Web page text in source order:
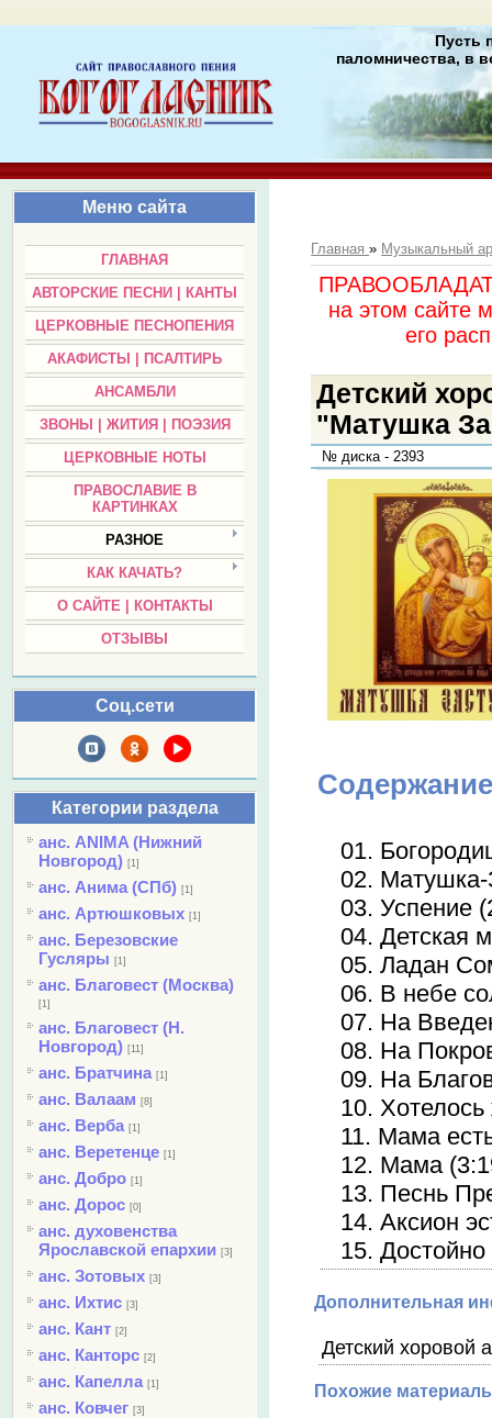
Пусть
паломничества, в
Меню сайта
ГЛАВНАЯ
АВТОРСКИЕ ПЕСНИ | КАНТЫ
ЦЕРКОВНЫЕ ПЕСНОПЕНИЯ
АКАФИСТЫ | ПСАЛТИРЬ
АНСАМБЛИ
ЗВОНЫ | ЖИТИЯ | ПОЭЗИЯ
ЦЕРКОВНЫЕ НОТЫ
ПРАВОСЛАВИЕ В
КАРТИНКАХ
РАЗНОЕ
КАК КАЧАТЬ?
О САЙТЕ | КОНТАКТЫ
ОТЗЫВЫ
Соц.сети
Категории раздела
анс. ANIMA (Нижний
Новгород) [1]
анс. Анима (СПб) [1]
анс. Артюшковых [1]
анс. Березовские
Гусляры [1]
анс. Благовест (Москва)
[1]
анс. Благовест (Н.
Новгород) [11]
анс. Братчина [1]
анс. Валаам [8]
анс. Верба [1]
анс. Веретенце [1]
анс. Добро [1]
анс. Дорос [0]
анс. духовенства
Ярославской епархии [3]
анс. Зотовых [3]
анс. Ихтис [3]
анс. Кант [2]
анс. Канторс [2]
анс. Капелла [1]
анс. Ковчег [3]
Главная» Музыкальный
на этом сайте
его
Детский
"Матушка
№ диска - 2393
01.
02. Матушка-
03. Успение
04. Детская
05. Ладан
06. В небе
07. На
08. На
09. На
10.
11. Мама
12. Мама
13. Песнь
14. Аксион
15. Достойно
Дополнительная
Детский хоровой
Похожие